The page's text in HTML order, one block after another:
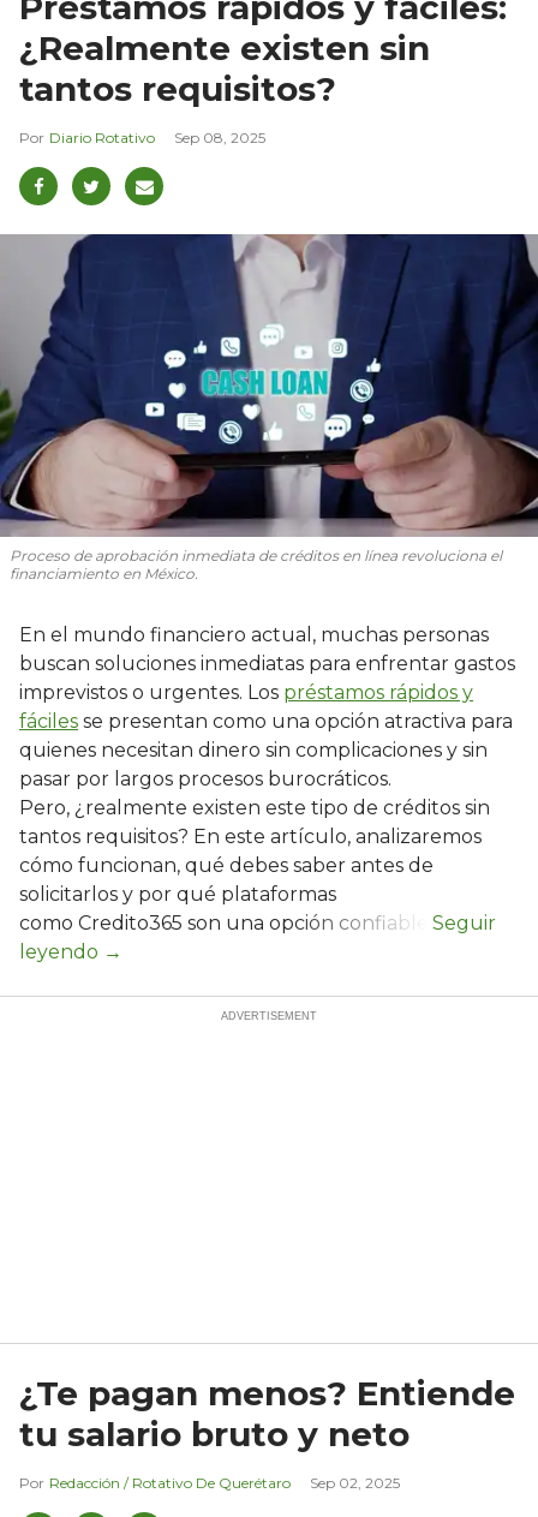
¿Realmente existen sin
tantos requisitos?
Diario Rotativo Sep 08, 2025
Proceso de aprobación inmediata de créditos en línea revoluciona el
financiamiento en México.
En el mundo financiero actual, muchas personas
buscan soluciones inmediatas para enfrentar gastos
imprevistos o urgentes. Los préstamos rápidos y
fáciles se presentan como una opción atractiva para
quienes necesitan dinero sin complicaciones y sin
pasar por largos procesos burocráticos.
Pero, ¿realmente existen este tipo de créditos sin
tantos requisitos? En este artículo, analizaremos
cómo funcionan, qué debes saber antes de
solicitarlos y por qué plataformas
como Credito365 son una opción confiable.
¿Te pagan menos? Entiende
tu salario bruto y neto
Redacción / Rotativo De Querétaro Sep 02, 2025